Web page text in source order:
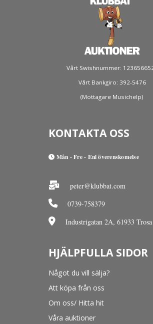
Vårt Swishnummer:
Vårt Bankgiro: 392-5476
(Mottagare Musichelp)
KONTAKTA OSS
Mån - Fre - Enl överenskomelse
peter@klubbat.com
0739-758379
Industrigatan 2A, 61933 Trosa
HJÄLPFULLA SIDOR
Något du vill sälja?
Att köpa från oss
Om oss/ Hitta hit
Våra auktioner